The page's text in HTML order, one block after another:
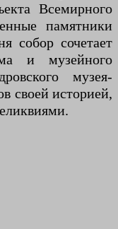
Всемирного
памятники
собор сочетает
и музейного
музея-
своей историей,